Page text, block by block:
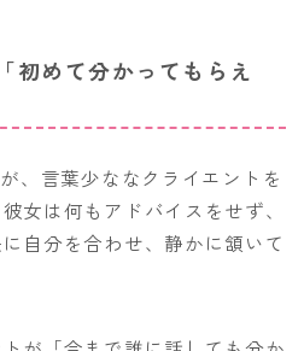
初めて分かってもらえ
、言葉少ななクライエントを
女は何もアドバイスをせず、
自分を合わせ、静かに頷いて